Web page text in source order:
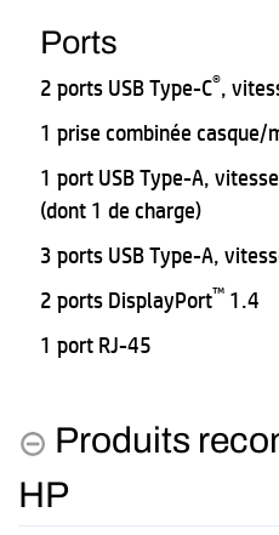
Ports
2 ports USB Type-C®,
1 prise combinée casque/
1 port USB Type-A,
(dont 1 de charge)
3 ports USB Type-A,
2 ports DisplayPort™ 1.4
1 port RJ-45
Produits
HP